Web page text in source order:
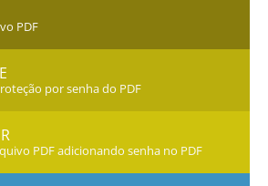
PDF
por senha do PDF
PDF adicionando senha no PDF